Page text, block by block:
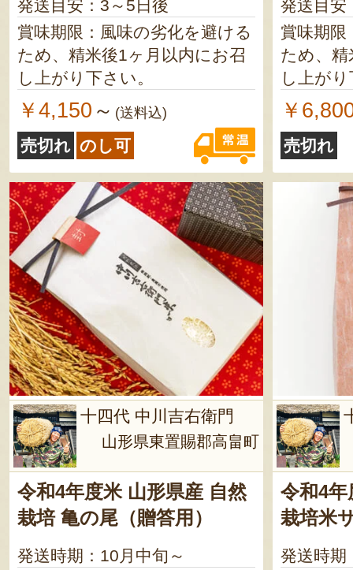
発送目安：3～5日後
賞味期限：風味の劣化を避ける
ため、精米後1ヶ月以内にお召
し上がり下さい。
￥4,150 ～ (送料込)
売切れ のし可
発送目安
賞味期限
ため、
し上が
￥
売切れ
十四代 中川吉右衛門
山形県東置賜郡高畠町
令和4年度米 山形県産 自然
栽培 亀の尾（贈答用）
発送時期：10月中旬～
令和4年
栽培米
発送時期